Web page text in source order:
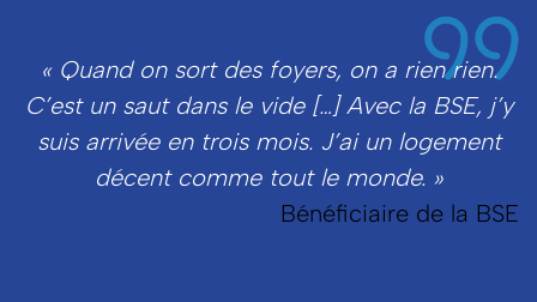
« Quand on sort des foyers, on a rien rien.
C’est un saut dans le vide […] Avec la BSE, j’y
suis arrivée en trois mois. J’ai un logement
décent comme tout le monde. »
Bénéficiaire de la BSE